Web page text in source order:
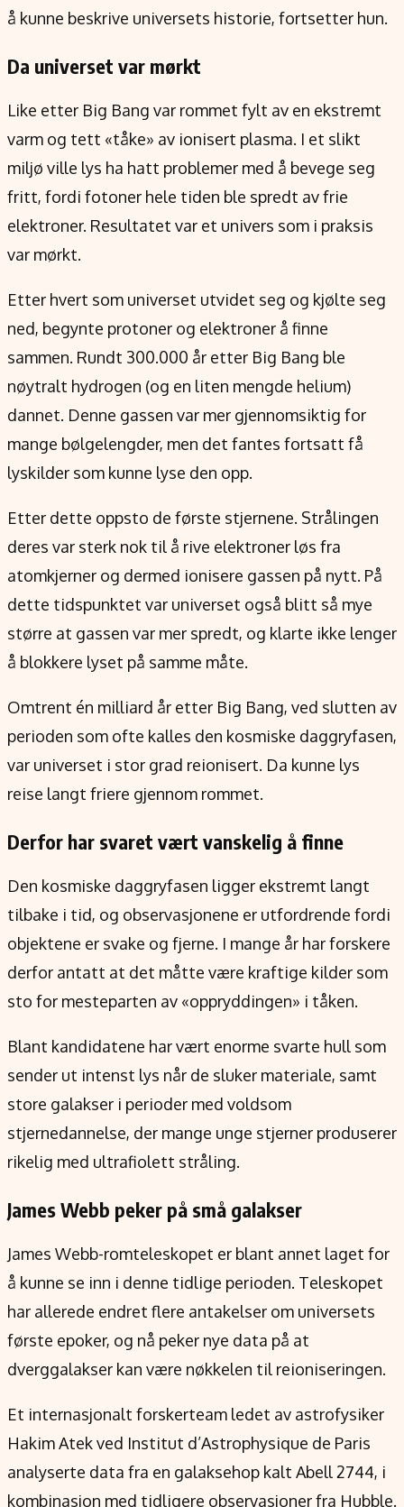
å kunne beskrive universets historie, fortsetter hun.
Da universet var mørkt
Like etter Big Bang var rommet fylt av en ekstremt
varm og tett «tåke» av ionisert plasma. I et slikt
miljø ville lys ha hatt problemer med å bevege seg
fritt, fordi fotoner hele tiden ble spredt av frie
elektroner. Resultatet var et univers som i praksis
var mørkt.
Etter hvert som universet utvidet seg og kjølte seg
ned, begynte protoner og elektroner å finne
sammen. Rundt 300.000 år etter Big Bang ble
nøytralt hydrogen (og en liten mengde helium)
dannet. Denne gassen var mer gjennomsiktig for
mange bølgelengder, men det fantes fortsatt få
lyskilder som kunne lyse den opp.
Etter dette oppsto de første stjernene. Strålingen
deres var sterk nok til å rive elektroner løs fra
atomkjerner og dermed ionisere gassen på nytt. På
dette tidspunktet var universet også blitt så mye
større at gassen var mer spredt, og klarte ikke lenger
å blokkere lyset på samme måte.
Omtrent én milliard år etter Big Bang, ved slutten av
perioden som ofte kalles den kosmiske daggryfasen,
var universet i stor grad reionisert. Da kunne lys
reise langt friere gjennom rommet.
Derfor har svaret vært vanskelig å finne
Den kosmiske daggryfasen ligger ekstremt langt
tilbake i tid, og observasjonene er utfordrende fordi
objektene er svake og fjerne. I mange år har forskere
derfor antatt at det måtte være kraftige kilder som
sto for mesteparten av «oppryddingen» i tåken.
Blant kandidatene har vært enorme svarte hull som
sender ut intenst lys når de sluker materiale, samt
store galakser i perioder med voldsom
stjernedannelse, der mange unge stjerner produserer
rikelig med ultrafiolett stråling.
James Webb peker på små galakser
James Webb-romteleskopet er blant annet laget for
å kunne se inn i denne tidlige perioden. Teleskopet
har allerede endret flere antakelser om universets
første epoker, og nå peker nye data på at
dverggalakser kan være nøkkelen til reioniseringen.
Et internasjonalt forskerteam ledet av astrofysiker
Hakim Atek ved Institut d’Astrophysique de Paris
analyserte data fra en galaksehop kalt Abell 2744, i
kombinasjon med tidligere observasjoner fra Hubble.